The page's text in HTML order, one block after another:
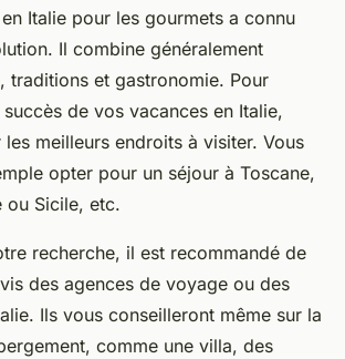
Italie pour les gourmets a connu
Il combine généralement
traditions et gastronomie. Pour
de vos vacances en Italie,
meilleurs endroits à visiter. Vous
opter pour un séjour à Toscane,
ou Sicile, etc.
recherche, il est recommandé de
des agences de voyage ou des
Ils vous conseilleront même sur la
comme une villa, des